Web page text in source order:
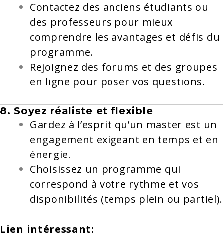
Contactez des anciens étudiants ou
des professeurs pour mieux
comprendre les avantages et défis du
programme.
Rejoignez des forums et des groupes
en ligne pour poser vos questions.
8. Soyez réaliste et flexible
Gardez à l’esprit qu’un master est un
engagement exigeant en temps et en
énergie.
Choisissez un programme qui
correspond à votre rythme et vos
disponibilités (temps plein ou partiel).
Lien intéressant: